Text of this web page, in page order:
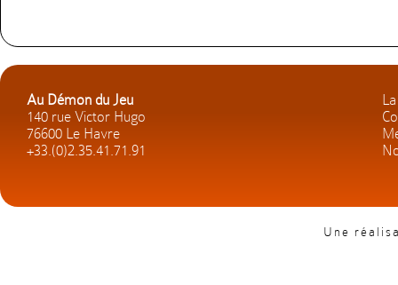
Au Démon du Jeu
140 rue Victor Hugo
76600 Le Havre
+33.(0)2.35.41.71.91
Une